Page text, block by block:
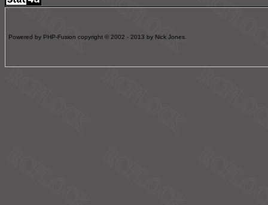
Powered by PHP-Fusion copyright © 2002 - 2013 by Nick Jones.